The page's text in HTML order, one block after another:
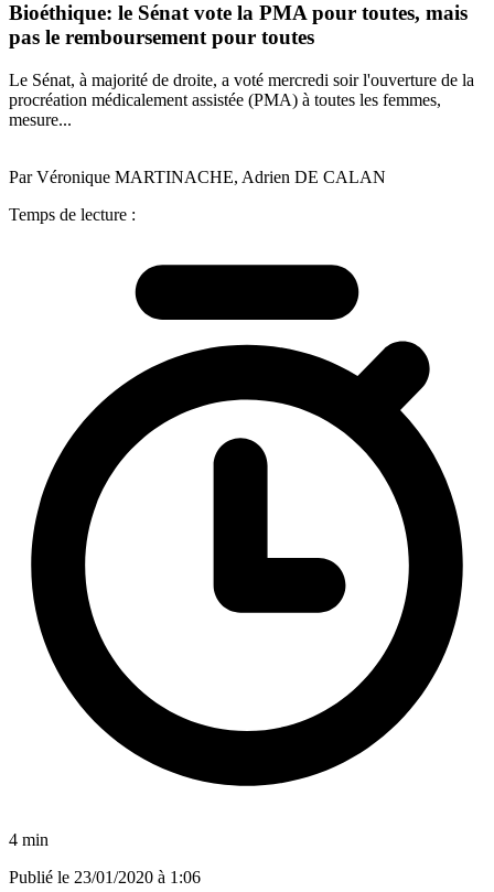
Bioéthique: le Sénat vote la PMA pour toutes, mais
pas le remboursement pour toutes
Le Sénat, à majorité de droite, a voté mercredi soir l'ouverture de la
procréation médicalement assistée (PMA) à toutes les femmes,
mesure...
Par Véronique MARTINACHE, Adrien DE CALAN
Temps de lecture :
4 min
Publié le 23/01/2020 à 1:06